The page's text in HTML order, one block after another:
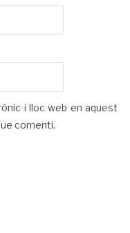
i lloc web en aquest
comenti.